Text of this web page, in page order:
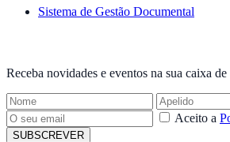
Sistema de Gestão Documental
Receba novidades e eventos na sua caixa
Aceito a
SUBSCREVER